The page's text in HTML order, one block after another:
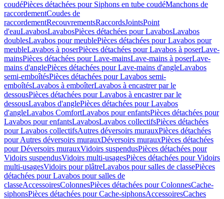
coudéPièces détachées pour Siphons en tube coudéManchons de
raccordementCoudes de
raccordementRecouvrementsRaccordsJointsPoint
d'eauLavabosLavabosPièces détachées pour LavabosLavabos
doublesLavabos pour meublePièces détachées pour Lavabos pour
meubleLavabos à poserPièces détachées pour Lavabos à poserLave-
mainsPièces détachées pour Lave-mainsLave-mains à poserLave-
mains d'anglePièces détachées pour Lave-mains d'angleLavabos
semi-emboîtésPièces détachées pour Lavabos semi-
emboîtésLavabos à emboîterLavabos à encastrer par le
dessousPièces détachées pour Lavabos à encastrer par le
dessousLavabos d'anglePièces détachées pour Lavabos
d'angleLavabos ComfortLavabos pour enfantsPièces détachées pour
Lavabos pour enfantsLavabosLavabos collectifsPièces détachées
pour Lavabos collectifsAutres déversoirs murauxPièces détachées
pour Autres déversoirs murauxDéversoirs murauxPièces détachées
pour Déversoirs murauxVidoirs suspendusPièces détachées pour
Vidoirs suspendusVidoirs multi-usagesPièces détachées pour Vidoirs
multi-usagesVidoirs pour plâtreLavabos pour salles de classePièces
détachées pour Lavabos pour salles de
classeAccessoiresColonnesPièces détachées pour ColonnesCache-
siphonsPièces détachées pour Cache-siphonsAccessoiresCaches